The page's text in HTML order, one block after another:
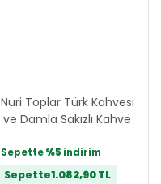
Nuri Toplar Türk Kahvesi
ve Damla Sakızlı Kahve
Sepette%5 indirim
Sepette1.082,90 TL